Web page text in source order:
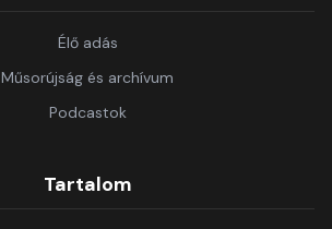
Élő adás
Műsorújság és archívum
Podcastok
Tartalom